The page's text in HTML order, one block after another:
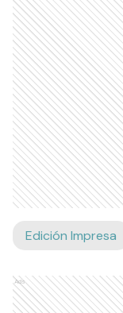
Edición Impresa
Ads